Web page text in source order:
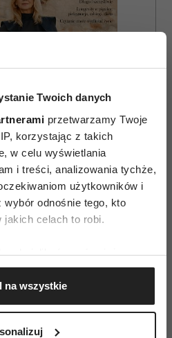
Twoich danych
przetwarzamy Twoje
korzystając z takich
w celu wyświetlania
i treści, analizowania tychże,
użytkowników i
wybór odnośnie tego, kto
jakich celach to robi.
chcielibyśmy również:
Twojej lokalizacji
nawet do kilku metrów
urządzenie, aktywnie
na wszystkie
DRUKOWANE